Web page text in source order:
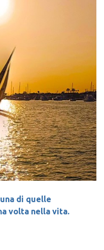
di quelle
volta nella vita.